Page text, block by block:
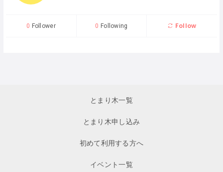
0 Follower 0 Following Follow
とまり木一覧
とまり木申し込み
初めて利用する方へ
イベント一覧